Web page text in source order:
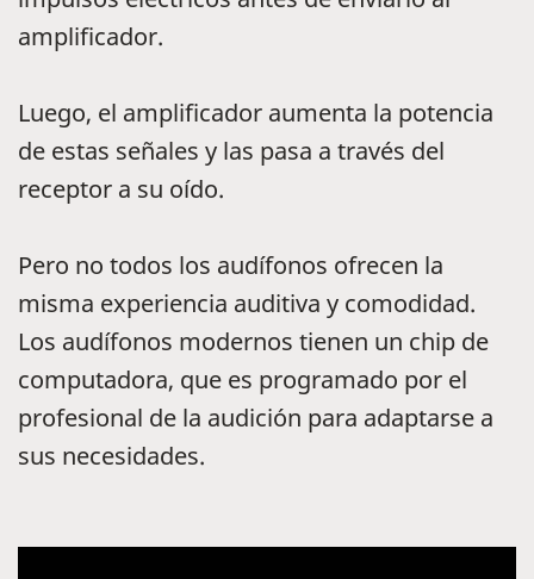
amplificador.
Luego, el amplificador aumenta la potencia
de estas señales y las pasa a través del
receptor a su oído.
Pero no todos los audífonos ofrecen la
misma experiencia auditiva y comodidad.
Los audífonos modernos tienen un chip de
computadora, que es programado por el
profesional de la audición para adaptarse a
sus necesidades.